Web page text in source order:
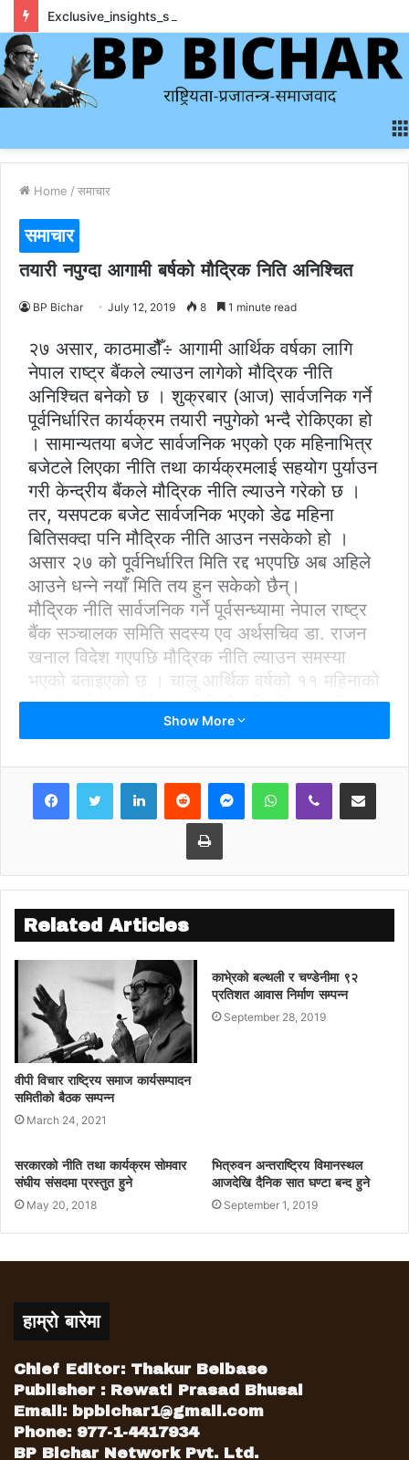
Home / समाचार
समाचार
तयारी नपुग्दा आगामी बर्षको मौद्रिक निति अनिश्चित
BP Bichar July 12, 2019 8 1 minute read
२७ असार, काठमाडौैँ÷ आगामी आर्थिक वर्षका लागि
नेपाल राष्ट्र बैंकले ल्याउन लागेको मौद्रिक नीति
अनिश्चित बनेको छ । शुक्रबार (आज) सार्वजनिक गर्ने
पूर्वनिर्धारित कार्यक्रम तयारी नपुगेको भन्दै रोकिएका हो
। सामान्यतया बजेट सार्वजनिक भएको एक महिनाभित्र
बजेटले लिएका नीति तथा कार्यक्रमलाई सहयोग पुर्याउन
गरी केन्द्रीय बैंकले मौद्रिक नीति ल्याउने गरेको छ ।
तर, यसपटक बजेट सार्वजनिक भएको डेढ महिना
बितिसक्दा पनि मौद्रिक नीति आउन नसकेको हो ।
असार २७ को पूर्वनिर्धारित मिति रद्द भएपछि अब अहिले
आउने धन्ने नयाँ मिति तय हुन सकेको छैन्।
मौद्रिक नीति सार्वजनिक गर्ने पूर्वसन्ध्यामा नेपाल राष्ट्र
बैंक सञ्चालक समिति सदस्य एव अर्थसचिव डा. राजन
खनाल विदेश गएपछि मौद्रिक नीति ल्याउन समस्या
भएको बताइएको छ । चालू आर्थिक वर्षको ११ महिनाको
देशको वर्तमान आर्थिक तथा वित्तीय स्थिति सम्बन्धी
प्रतिवेदन तयारसमेत नभएकाले मौद्रिक नीति ल्याउन
Show More
LinkedInReddit MessengerWhatsAppViber Share via Email
Print
Related Articles
वीपी विचार राष्ट्रिय समाज कार्यसम्पादन
समितीको बैठक सम्पन्न
March 24, 2021
काभे्रको बल्थली र चण्डेनीमा ९२
प्रतिशत आवास निर्माण सम्पन्न
September 28, 2019
सरकारको नीति तथा कार्यक्रम सोमवार
संघीय संसदमा प्रस्तुत हुने
May 20, 2018
भित्रुवन अन्तराष्ट्रिय विमानस्थल
आजदेखि दैनिक सात घण्टा बन्द हुने
September 1, 2019
हाम्रो बारेमा
Chief Editor: Thakur Belbase
Publisher : Rewati Prasad Bhusal
Email: bpbichar1@gmail.com
Phone: 977-1-4417934
BP Bichar Network Pvt. Ltd.